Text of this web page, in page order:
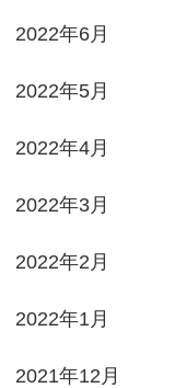
2022年6月
2022年5月
2022年4月
2022年3月
2022年2月
2022年1月
2021年12月